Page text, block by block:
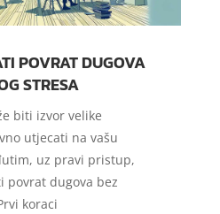
POVRAT DUGOVA
STRESA
biti izvor velike
utjecati na vašu
uz pravi pristup,
povrat dugova bez
koraci